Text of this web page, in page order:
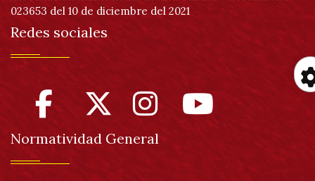
023653 del 10 de diciembre del 2021
Redes sociales
Normatividad General